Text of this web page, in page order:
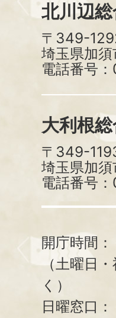
北川辺
〒349-
埼玉県加須
電話番号
大利根
〒349-
埼玉県加
電話番号
開庁時間：
（土曜日
く）
日曜窓口：